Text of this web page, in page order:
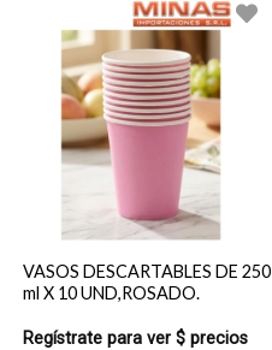
VASOS DESCARTABLES DE 250
ml X 10 UND,ROSADO.
Regístrate para ver $ precios